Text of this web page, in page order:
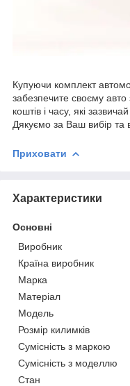
Купуючи комплект
забезпечите своєму авто
коштів і часу, які
Дякуємо за Ваш вибір та
Приховати
Характеристики
Основні
Виробник
Країна виробник
Марка
Матеріал
Модель
Розмір килимків
Сумісність з маркою
Сумісність з моделлю
Стан